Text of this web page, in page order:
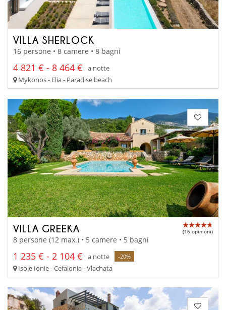
VILLA SHERLOCK
16 persone • 8 camere • 8 bagni
4 821 € - 8 464 €
a notte
Mykonos - Elia - Paradise beach
VILLA GREEKA (16 opinioni)
8 persone (12 max.) • 5 camere • 5 bagni
1 235 € - 2 104 € a notte -20%
Isole Ionie - Cefalonia - Vlachata